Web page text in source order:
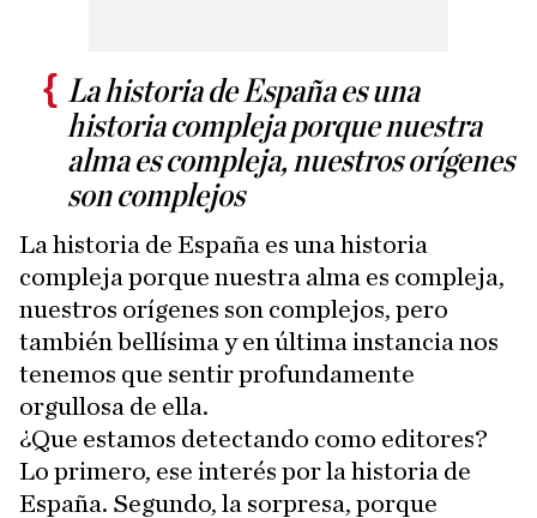
La historia de España es una
historia compleja porque nuestra
alma es compleja, nuestros orígenes
son complejos
La historia de España es una historia
compleja porque nuestra alma es compleja,
nuestros orígenes son complejos, pero
también bellísima y en última instancia nos
tenemos que sentir profundamente
orgullosa de ella.
¿Que estamos detectando como editores?
Lo primero, ese interés por la historia de
España. Segundo, la sorpresa, porque